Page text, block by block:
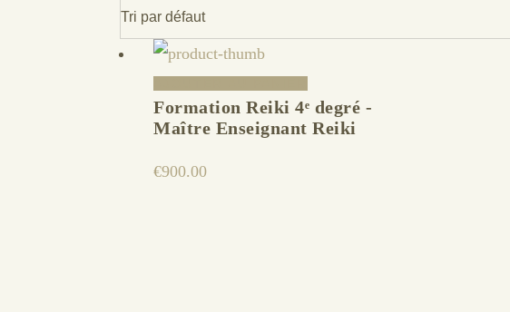
Formation Reiki 4ᵉ degré -
Maître Enseignant Reiki
€900.00